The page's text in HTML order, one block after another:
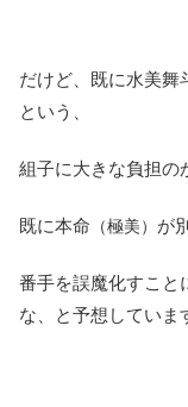
だけど、既に水美舞
という、
組子に大きな負担の
既に本命 （極美） が
番手を誤魔化すこと
な、と予想していま